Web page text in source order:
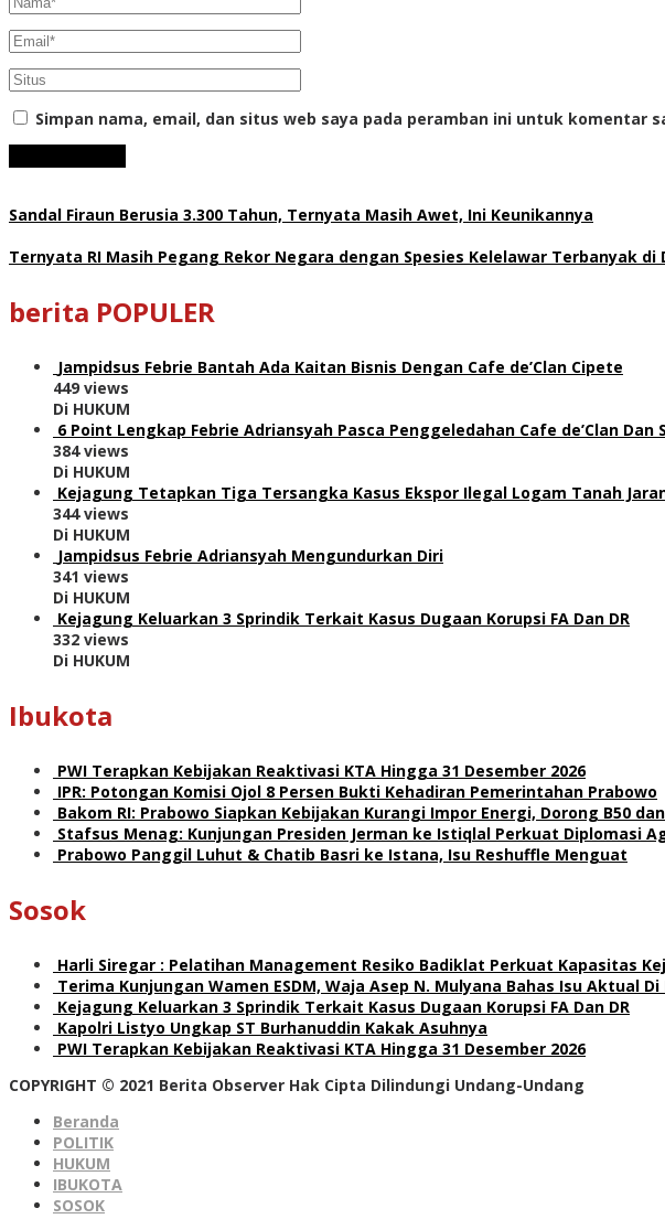
Simpan nama, email, dan situs web saya pada peramban ini untuk komentar
Sandal Firaun Berusia 3.300 Tahun, Ternyata Masih Awet, Ini Keunikannya
Ternyata RI Masih Pegang Rekor Negara dengan Spesies Kelelawar Terbanyak di
berita POPULER
Jampidsus Febrie Bantah Ada Kaitan Bisnis Dengan Cafe de’Clan Cipete
449 views
Di HUKUM
6 Point Lengkap Febrie Adriansyah Pasca Penggeledahan Cafe de’Clan Dan
384 views
Di HUKUM
Kejagung Tetapkan Tiga Tersangka Kasus Ekspor Ilegal Logam Tanah
344 views
Di HUKUM
Jampidsus Febrie Adriansyah Mengundurkan Diri
341 views
Di HUKUM
Kejagung Keluarkan 3 Sprindik Terkait Kasus Dugaan Korupsi FA Dan DR
332 views
Di HUKUM
Ibukota
PWI Terapkan Kebijakan Reaktivasi KTA Hingga 31 Desember 2026
IPR: Potongan Komisi Ojol 8 Persen Bukti Kehadiran Pemerintahan Prabowo
Bakom RI: Prabowo Siapkan Kebijakan Kurangi Impor Energi, Dorong B50 dan
Stafsus Menag: Kunjungan Presiden Jerman ke Istiqlal Perkuat Diplomasi
Prabowo Panggil Luhut & Chatib Basri ke Istana, Isu Reshuffle Menguat
Sosok
Harli Siregar : Pelatihan Management Resiko Badiklat Perkuat Kapasitas
Terima Kunjungan Wamen ESDM, Waja Asep N. Mulyana Bahas Isu Aktual Di
Kejagung Keluarkan 3 Sprindik Terkait Kasus Dugaan Korupsi FA Dan DR
Kapolri Listyo Ungkap ST Burhanuddin Kakak Asuhnya
PWI Terapkan Kebijakan Reaktivasi KTA Hingga 31 Desember 2026
COPYRIGHT © 2021 Berita Observer Hak Cipta Dilindungi Undang-Undang
Beranda
POLITIK
HUKUM
IBUKOTA
SOSOK